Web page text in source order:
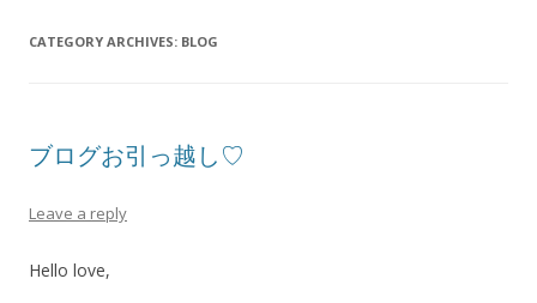
CATEGORY ARCHIVES: BLOG
ブログお引っ越し♡
Leave a reply
Hello love,